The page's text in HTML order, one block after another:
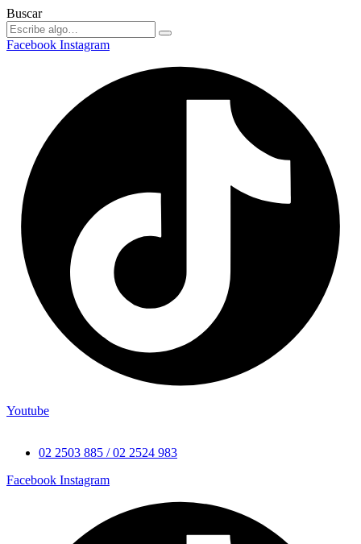
Buscar
Facebook Instagram
Youtube
02 2503 885 / 02 2524 983
Facebook Instagram